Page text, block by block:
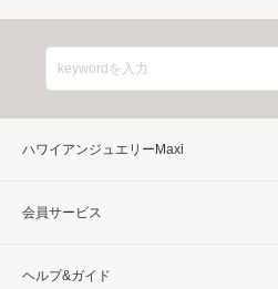
ハワイアンジュエリーMaxi
会員サービス
ヘルプ&ガイド